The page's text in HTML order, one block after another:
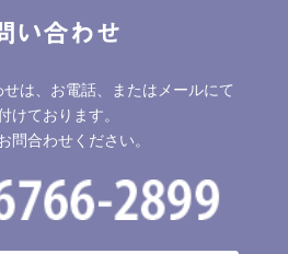
い合わせ
は、お電話、またはメールにて
けております。
問合わせください。